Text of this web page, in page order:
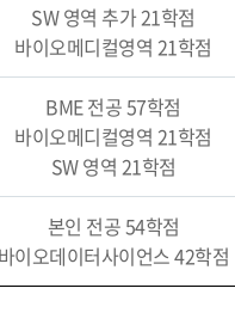
SW 영역 추가 21학점
바이오메디컬영역 21학점
BME 전공 57학점
바이오메디컬영역 21학점
SW 영역 21학점
본인 전공 54학점
바이오데이터사이언스 42학점